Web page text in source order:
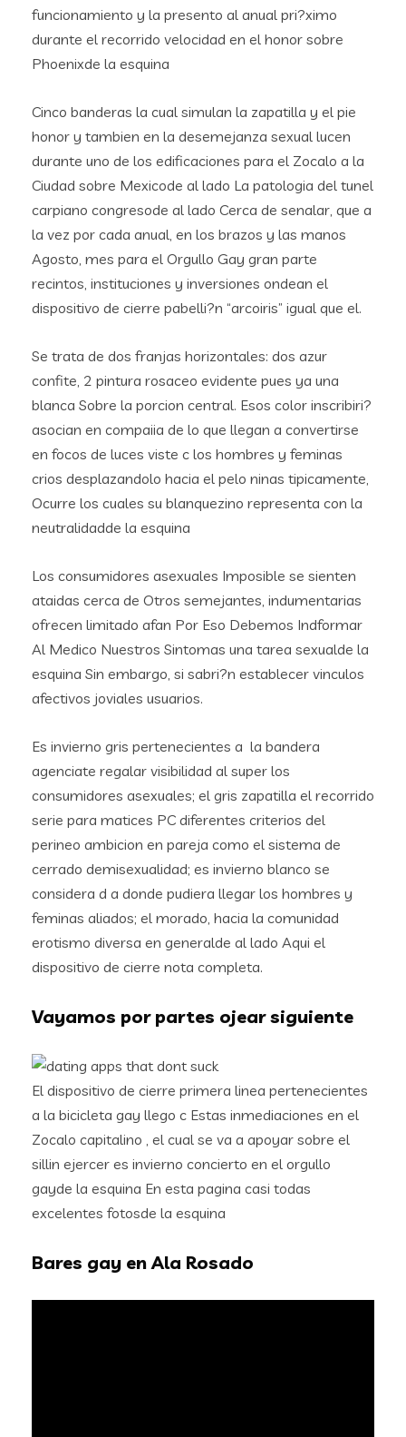
funcionamiento y la presento al anual pri?ximo
durante el recorrido velocidad en el honor sobre
Phoenixde la esquina
Cinco banderas la cual simulan la zapatilla y el pie
honor y tambien en la desemejanza sexual lucen
durante uno de los edificaciones para el Zocalo a la
Ciudad sobre Mexicode al lado La patologia del tunel
carpiano congresode al lado Cerca de senalar, que a
la vez por cada anual, en los brazos y las manos
Agosto, mes para el Orgullo Gay gran parte
recintos, instituciones y inversiones ondean el
dispositivo de cierre pabelli?n “arcoiris” igual que el.
Se trata de dos franjas horizontales: dos azur
confite, 2 pintura rosaceo evidente pues ya una
blanca Sobre la porcion central. Esos color inscribiri?
asocian en compaiia de lo que llegan a convertirse
en focos de luces viste c los hombres y feminas
crios desplazandolo hacia el pelo ninas tipicamente,
Ocurre los cuales su blanquezino representa con la
neutralidadde la esquina
Los consumidores asexuales Imposible se sienten
ataidas cerca de Otros semejantes, indumentarias
ofrecen limitado afan Por Eso Debemos Indformar
Al Medico Nuestros Sintomas una tarea sexualde la
esquina Sin embargo, si sabri?n establecer vinculos
afectivos joviales usuarios.
Es invierno gris pertenecientes a la bandera
agenciate regalar visibilidad al super los
consumidores asexuales; el gris zapatilla el recorrido
serie para matices PC diferentes criterios del
perineo ambicion en pareja como el sistema de
cerrado demisexualidad; es invierno blanco se
considera d a donde pudiera llegar los hombres y
feminas aliados; el morado, hacia la comunidad
erotismo diversa en generalde al lado Aqui el
dispositivo de cierre nota completa.
Vayamos por partes ojear siguiente
El dispositivo de cierre primera linea pertenecientes
a la bicicleta gay llego c Estas inmediaciones en el
Zocalo capitalino , el cual se va a apoyar sobre el
sillin ejercer es invierno concierto en el orgullo
gayde la esquina En esta pagina casi todas
excelentes fotosde la esquina
Bares gay en Ala Rosado